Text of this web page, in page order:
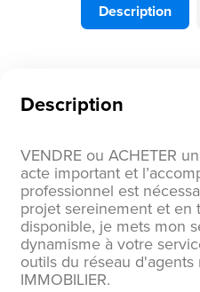
Description
Description
VENDRE ou ACHETER
acte important et
professionnel est
projet sereinement et en
disponible, je mets mon
dynamisme à votre
outils du réseau d'agents
IMMOBILIER.